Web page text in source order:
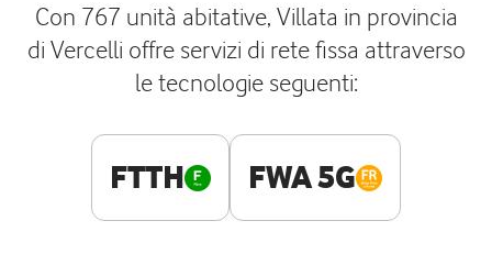
Con 767 unità abitative, Villata in provincia
di Vercelli offre servizi di rete fissa attraverso
le tecnologie seguenti:
FTTH FWA 5G